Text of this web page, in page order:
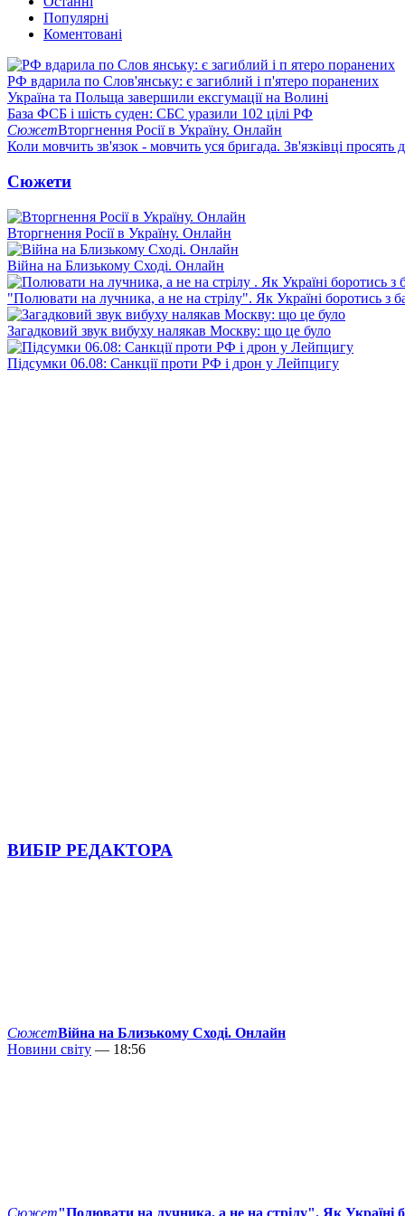
Популярні
Коментовані
РФ вдарила по Слов'янську: є загиблий і п'ятеро поранених
Україна та Польща завершили ексгумації на Волині
База ФСБ і шість суден: СБС уразили 102 цілі РФ
СюжетВторгнення Росії в Україну. Онлайн
Коли мовчить зв'язок - мовчить уся бригада. Зв'язківці просять
Сюжети
Вторгнення Росії в Україну. Онлайн
Війна на Близькому Сході. Онлайн
"Полювати на лучника, а не на стрілу". Як Україні боротись з
Загадковий звук вибуху налякав Москву: що це було
Підсумки 06.08: Санкції проти РФ і дрон у Лейпцигу
ВИБІР РЕДАКТОРА
СюжетВійна на Близькому Сході. Онлайн
Новини світу — 18:56